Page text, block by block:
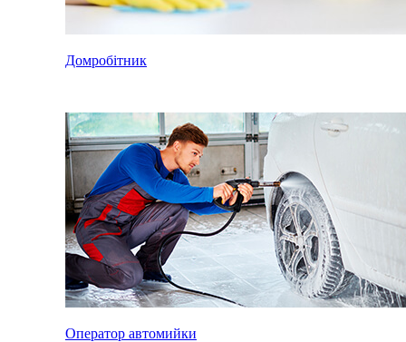
Домробітник
Оператор автомийки